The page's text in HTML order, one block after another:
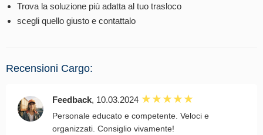
Trova la soluzione più adatta al tuo trasloco
scegli quello giusto e contattalo
Recensioni Cargo:
Feedback, 10.03.2024
Personale educato e competente. Veloci e
organizzati. Consiglio vivamente!